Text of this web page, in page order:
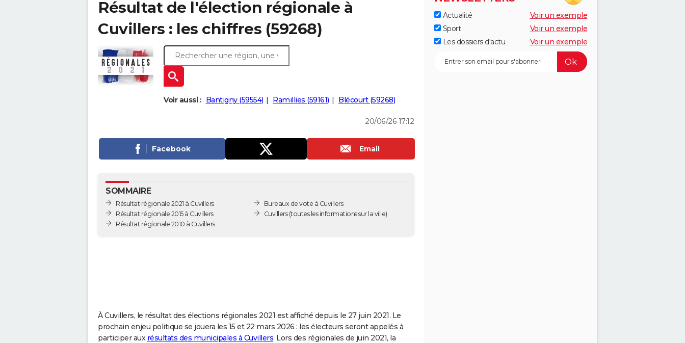
Résultat de l'élection régionale à
Cuvillers : les chiffres (59268)
Voir aussi : Bantigny (59554) Ramillies (59161) Blécourt (59268)
20/06/26 17:12
Facebook Email
SOMMAIRE
Résultat régionale 2021 à Cuvillers
Résultat régionale 2015 à Cuvillers
Résultat régionale 2010 à Cuvillers
Bureaux de vote à Cuvillers
Cuvillers(toutes les informations sur la ville)
À Cuvillers, le résultat des élections régionales 2021 est affiché depuis le 27 juin 2021. Le
prochain enjeu politique se jouera les 15 et 22 mars 2026 : les électeurs seront appelés à
participer aux résultats des municipales à Cuvillers. Lors des régionales de juin 2021, la
Actualité
Voir un exemple
Sport
Voir un exemple
Les dossiers d'actu
Voir un exemple